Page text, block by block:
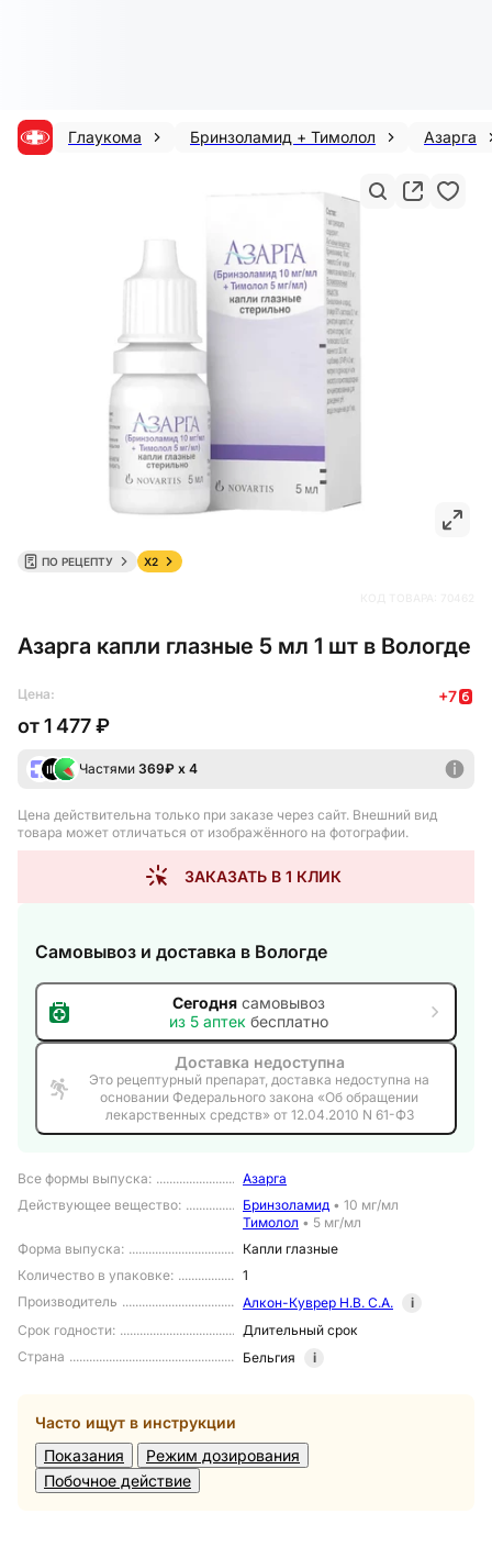
Глаукома Бринзоламид + Тимолол Азарга
Азарга капли глазные 5 мл 1 шт в Вологде
ПО РЕЦЕПТУ X2
Все формы выпуска:
Азарга
Действующее вещество: Бринзоламид • 10 мг/мл
Тимолол • 5 мг/мл
Форма выпуска:
Капли глазные
Количество в упаковке:
1
Производитель
Алкон-Куврер Н.В. С.А.
i
Срок годности:
Длительный срок
Страна
Бельгия i
Часто ищут в инструкции
Показания
Режим дозирования
Побочное действие
Цена: +7
от1 477 ₽
Частями 369₽ х 4
Цена действительна только при заказе через сайт. Внешний вид
товара может отличаться от изображённого на фотографии.
ЗАКАЗАТЬ В 1 КЛИК
Самовывоз и доставка в Вологде
Сегоднясамовывоз
из 5 аптек бесплатно
Доставка недоступна
Это рецептурный препарат, доставка недоступна на
основании Федерального закона «Об обращении
лекарственных средств» от 12.04.2010 N 61-ФЗ